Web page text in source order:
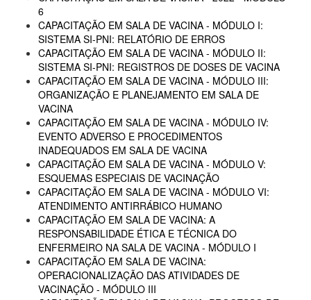
6
CAPACITAÇÃO EM SALA DE VACINA - MÓDULO I:
SISTEMA SI-PNI: RELATÓRIO DE ERROS
CAPACITAÇÃO EM SALA DE VACINA - MÓDULO II:
SISTEMA SI-PNI: REGISTROS DE DOSES DE VACINA
CAPACITAÇÃO EM SALA DE VACINA - MÓDULO III:
ORGANIZAÇÃO E PLANEJAMENTO EM SALA DE
VACINA
CAPACITAÇÃO EM SALA DE VACINA - MÓDULO IV:
EVENTO ADVERSO E PROCEDIMENTOS
INADEQUADOS EM SALA DE VACINA
CAPACITAÇÃO EM SALA DE VACINA - MÓDULO V:
ESQUEMAS ESPECIAIS DE VACINAÇÃO
CAPACITAÇÃO EM SALA DE VACINA - MÓDULO VI:
ATENDIMENTO ANTIRRÁBICO HUMANO
CAPACITAÇÃO EM SALA DE VACINA: A
RESPONSABILIDADE ÉTICA E TÉCNICA DO
ENFERMEIRO NA SALA DE VACINA - MÓDULO I
CAPACITAÇÃO EM SALA DE VACINA:
OPERACIONALIZAÇÃO DAS ATIVIDADES DE
VACINAÇÃO - MÓDULO III